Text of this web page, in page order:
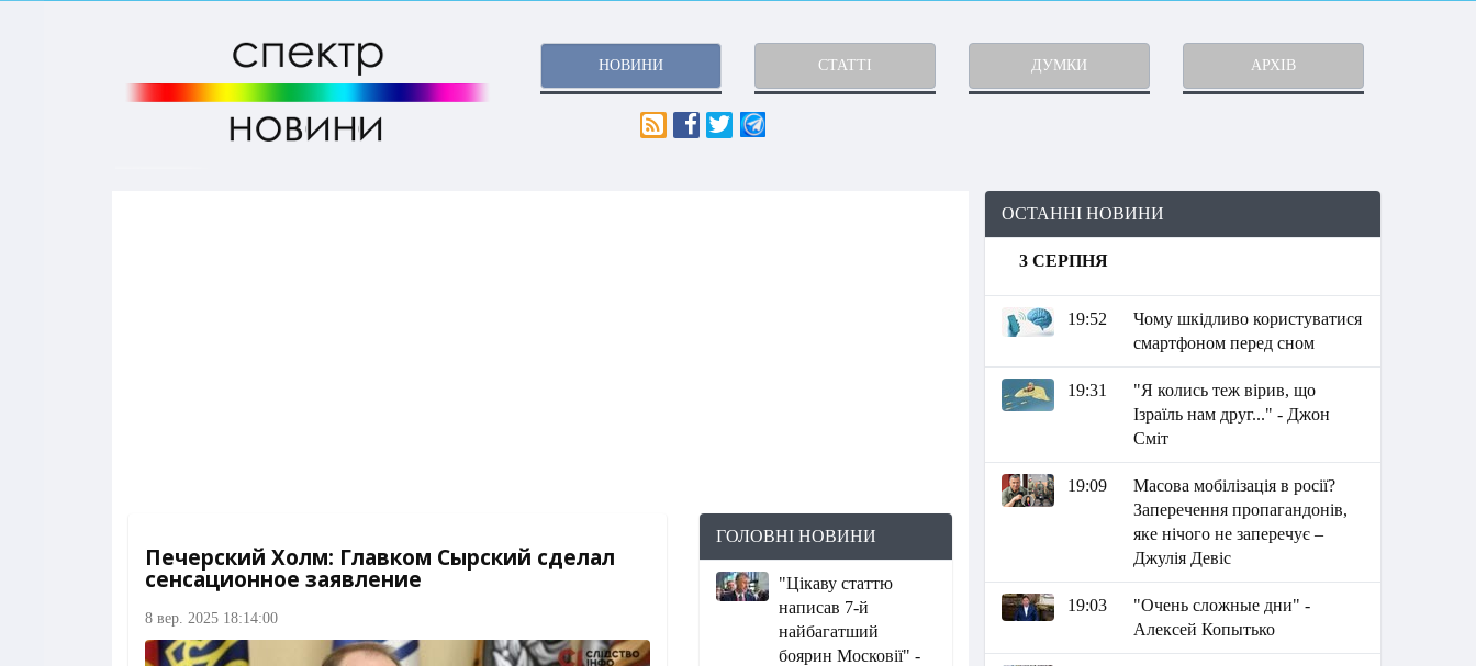
НОВИНИ СТАТТІ ДУМКИ АРХІВ
Печерский Холм: Главком Сырский сделал
сенсационное заявление
8 вер. 2025 18:14:00
ГОЛОВНІ НОВИНИ
"Цікаву статтю
написав 7-й
найбагатший
боярин Московії" -
ОСТАННІ НОВИНИ
3 СЕРПНЯ
19:52
Чому шкідливо користуватися
смартфоном перед сном
19:31
"Я колись теж вірив, що
Ізраїль нам друг..." - Джон
Сміт
19:09
Масова мобілізація в росії?
Заперечення пропагандонів,
яке нічого не заперечує –
Джулія Девіс
19:03
"Очень сложные дни" -
Алексей Копытько